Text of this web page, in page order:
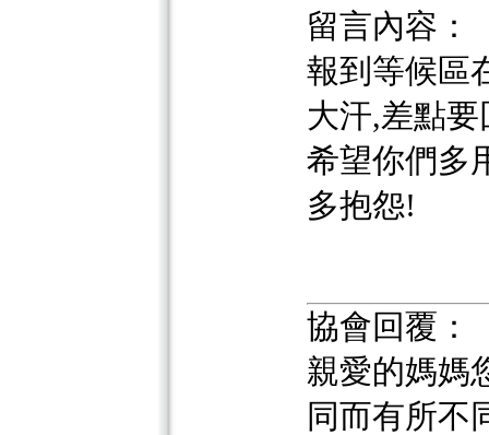
留言內容：
報到等候區
大汗,差點
希望你們多
多抱怨!
協會回覆：
親愛的媽媽
同而有所不